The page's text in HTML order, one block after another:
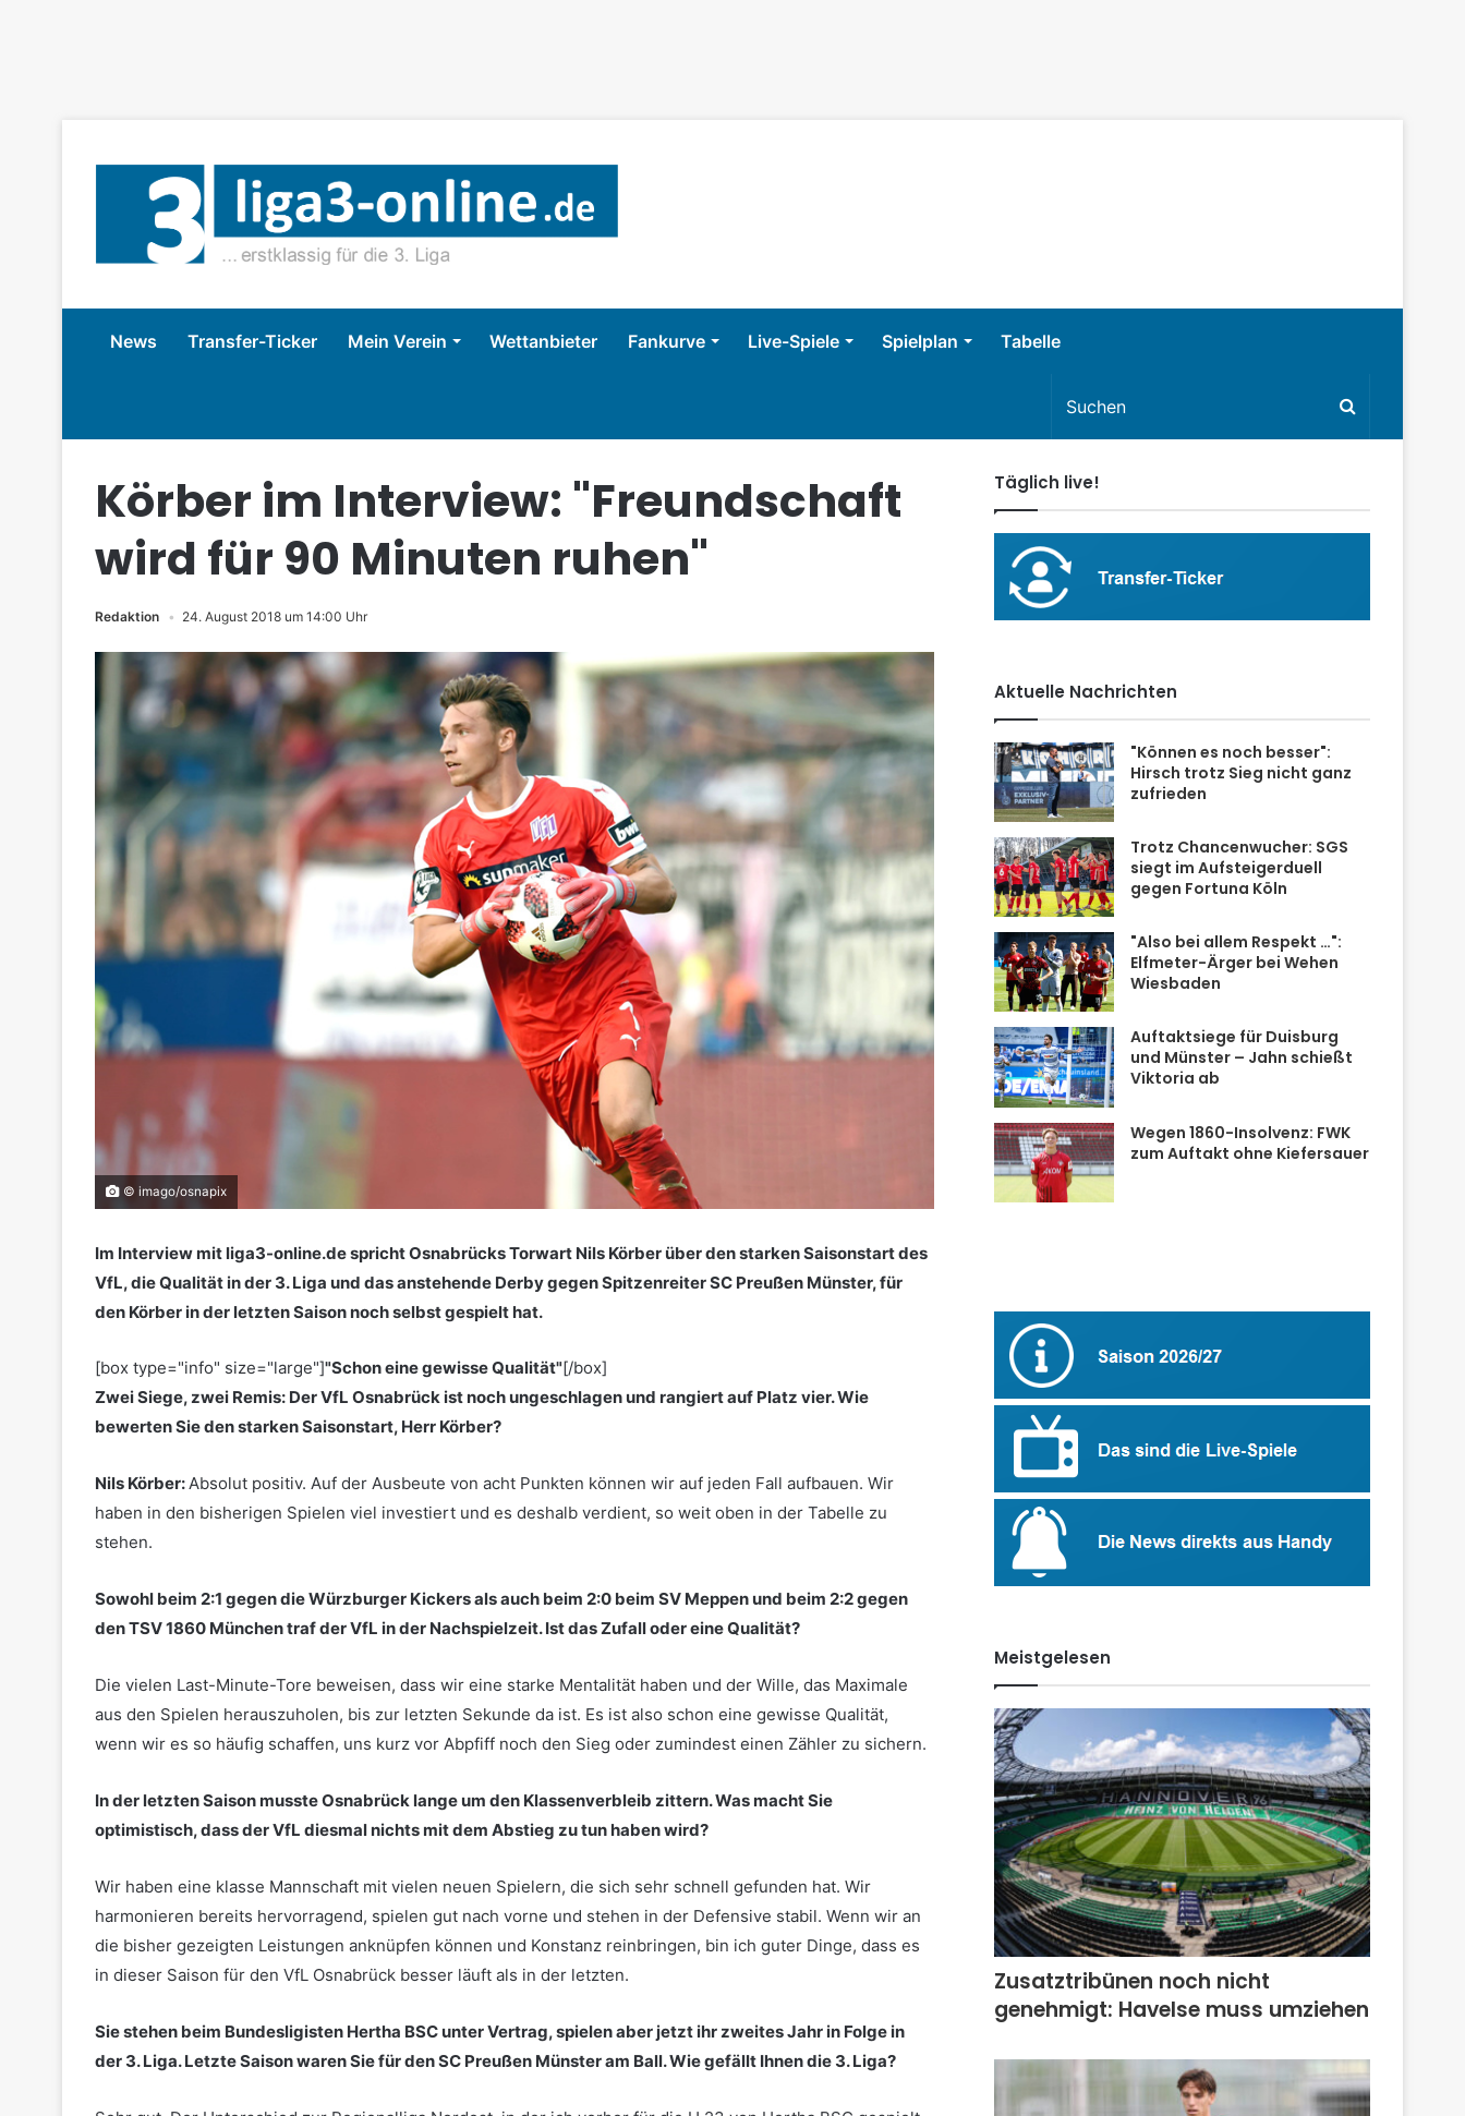
News Transfer-Ticker Mein Verein Wettanbieter Fankurve Live-Spiele Spielplan Tabelle
Körber im Interview: "Freundschaft
wird für 90 Minuten ruhen"
Redaktion 24. August 2018 um 14:00 Uhr
© imago/osnapix
Im Interview mit liga3-online.de spricht Osnabrücks Torwart Nils Körber über den starken Saisonstart des
VfL, die Qualität in der 3. Liga und das anstehende Derby gegen Spitzenreiter SC Preußen Münster, für
den Körber in der letzten Saison noch selbst gespielt hat.
[box type="info" size="large"]"Schon eine gewisse Qualität"[/box]
Zwei Siege, zwei Remis: Der VfL Osnabrück ist noch ungeschlagen und rangiert auf Platz vier. Wie
bewerten Sie den starken Saisonstart, Herr Körber?
Nils Körber:Absolut positiv. Auf der Ausbeute von acht Punkten können wir auf jeden Fall aufbauen. Wir
haben in den bisherigen Spielen viel investiert und es deshalb verdient, so weit oben in der Tabelle zu
stehen.
Sowohl beim 2:1 gegen die Würzburger Kickers als auch beim 2:0 beim SV Meppen und beim 2:2 gegen
den TSV 1860 München traf der VfL in der Nachspielzeit. Ist das Zufall oder eine Qualität?
Die vielen Last-Minute-Tore beweisen, dass wir eine starke Mentalität haben und der Wille, das Maximale
aus den Spielen herauszuholen, bis zur letzten Sekunde da ist. Es ist also schon eine gewisse Qualität,
wenn wir es so häufig schaffen, uns kurz vor Abpfiff noch den Sieg oder zumindest einen Zähler zu sichern.
In der letzten Saison musste Osnabrück lange um den Klassenverbleib zittern. Was macht Sie
optimistisch, dass der VfL diesmal nichts mit dem Abstieg zu tun haben wird?
Wir haben eine klasse Mannschaft mit vielen neuen Spielern, die sich sehr schnell gefunden hat. Wir
harmonieren bereits hervorragend, spielen gut nach vorne und stehen in der Defensive stabil. Wenn wir an
die bisher gezeigten Leistungen anknüpfen können und Konstanz reinbringen, bin ich guter Dinge, dass es
in dieser Saison für den VfL Osnabrück besser läuft als in der letzten.
Sie stehen beim Bundesligisten Hertha BSC unter Vertrag, spielen aber jetzt ihr zweites Jahr in Folge in
der 3. Liga. Letzte Saison waren Sie für den SC Preußen Münster am Ball. Wie gefällt Ihnen die 3. Liga?
Täglich live!
Aktuelle Nachrichten
"Können es noch besser":
Hirsch trotz Sieg nicht ganz
zufrieden
Trotz Chancenwucher: SGS
siegt im Aufsteigerduell
gegen Fortuna Köln
"Also bei allem Respekt …":
Elfmeter-Ärger bei Wehen
Wiesbaden
Auftaktsiege für Duisburg
und Münster – Jahn schießt
Viktoria ab
Wegen 1860-Insolvenz: FWK
zum Auftakt ohne Kiefersauer
Meistgelesen
Zusatztribünen noch nicht
genehmigt: Havelse muss umziehen